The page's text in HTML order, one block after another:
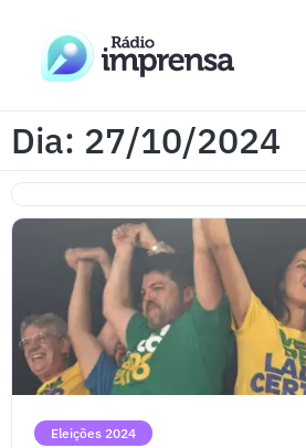
Dia: 27/10/2024
Eleições 2024